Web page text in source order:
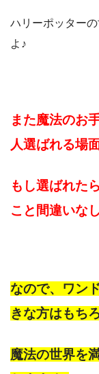
ハリーポッター
よ♪
また魔法のお
人選ばれる場
もし選ばれた
こと間違いな
なので、ワン
きな方はもち
魔法の世界を